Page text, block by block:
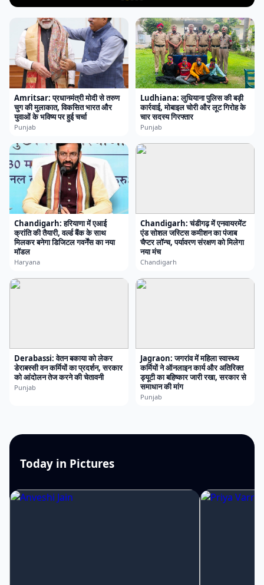
Amritsar: प्रधानमंत्री मोदी से तरुण
चुग की मुलाकात, विकसित भारत और
युवाओं के भविष्य पर हुई चर्चा
Punjab
Ludhiana: लुधियाना पुलिस की बड़ी
कार्रवाई, मोबाइल चोरी और लूट गिरोह के
चार सदस्य गिरफ्तार
Punjab
Chandigarh: हरियाणा में एआई
क्रांति की तैयारी, वर्ल्ड बैंक के साथ
मिलकर बनेगा डिजिटल गवर्नेंस का नया
मॉडल
Haryana
Chandigarh: चंडीगढ़ में एनवायरमेंट
एंड सोशल जस्टिस कमीशन का पंजाब
चैप्टर लॉन्च, पर्यावरण संरक्षण को मिलेगा
नया मंच
Chandigarh
Derabassi: वेतन बकाया को लेकर
डेराबस्सी वन कर्मियों का प्रदर्शन, सरकार
को आंदोलन तेज करने की चेतावनी
Punjab
Jagraon: जगरांव में महिला स्वास्थ्य
कर्मियों ने ऑनलाइन कार्य और अतिरिक्त
ड्यूटी का बहिष्कार जारी रखा, सरकार से
समाधान की मांग
Punjab
Today in Pictures